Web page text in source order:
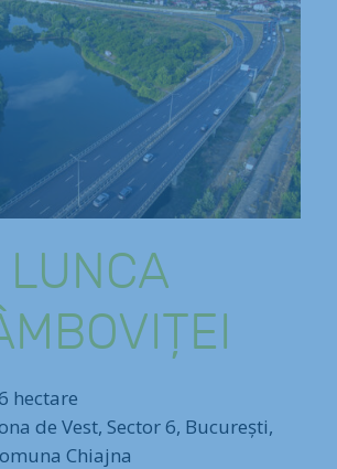
LUNCA
hectare
de Vest, Sector 6, București,
Chiajna